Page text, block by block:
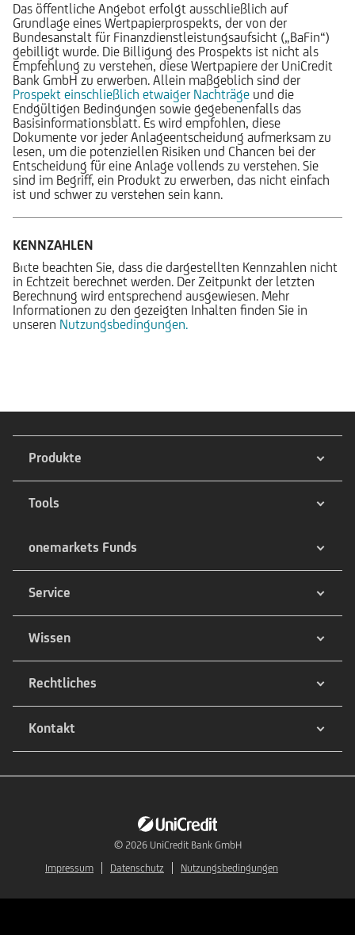
Das öffentliche Angebot erfolgt ausschließlich auf
Grundlage eines Wertpapierprospekts, der von der
Bundesanstalt für Finanzdienstleistungsaufsicht („BaFin“)
gebilligt wurde. Die Billigung des Prospekts ist nicht als
Empfehlung zu verstehen, diese Wertpapiere der UniCredit
Bank GmbH zu erwerben. Allein maßgeblich sind der
Prospekt einschließlich etwaiger Nachträge und die
Endgültigen Bedingungen sowie gegebenenfalls das
Basisinformationsblatt. Es wird empfohlen, diese
Dokumente vor jeder Anlageentscheidung aufmerksam zu
lesen, um die potenziellen Risiken und Chancen bei der
Entscheidung für eine Anlage vollends zu verstehen. Sie
sind im Begriff, ein Produkt zu erwerben, das nicht einfach
ist und schwer zu verstehen sein kann.
KENNZAHLEN
Bitte beachten Sie, dass die dargestellten Kennzahlen nicht
in Echtzeit berechnet werden. Der Zeitpunkt der letzten
Berechnung wird entsprechend ausgewiesen. Mehr
Informationen zu den gezeigten Inhalten finden Sie in
unseren Nutzungsbedingungen.
Produkte
Tools
onemarkets Funds
Service
Wissen
Rechtliches
Kontakt
© 2026 UniCredit Bank GmbH
Impressum
Datenschutz Nutzungsbedingungen